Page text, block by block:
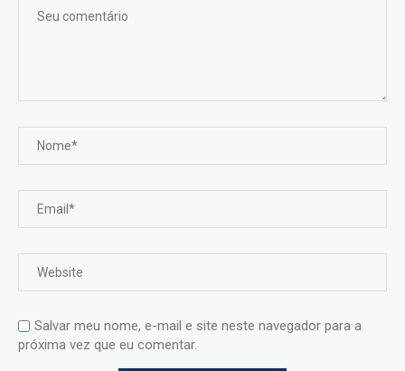
Salvar meu nome, e-mail e site neste navegador para a
próxima vez que eu comentar.